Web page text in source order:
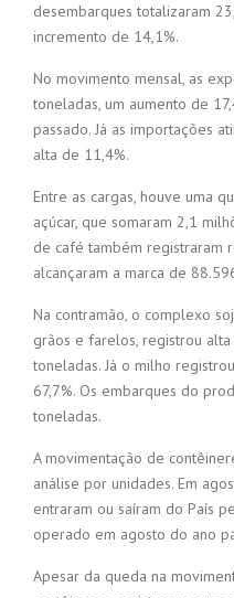
desembarques totalizaram
incremento de 14,1%.
No movimento mensal, as
toneladas, um aumento de
passado. Já as importações
alta de 11,4%.
Entre as cargas, houve uma
açúcar, que somaram 2,1
de café também registraram
alcançaram a marca de
Na contramão, o complexo
grãos e farelos, registrou
toneladas. Já o milho
67,7%. Os embarques do
toneladas.
A movimentação de
análise por unidades. Em
entraram ou saíram do País
operado em agosto do ano
Apesar da queda na